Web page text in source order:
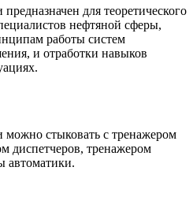
для теоретического
нефтяной сферы,
работы систем
и отработки навыков
стыковать с тренажером
диспетчеров, тренажером
автоматики.